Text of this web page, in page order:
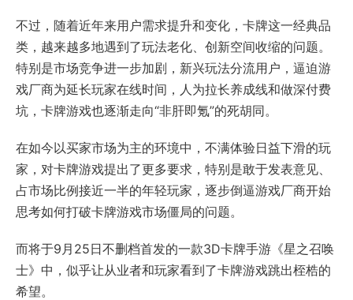
不过，随着近年来用户需求提升和变化，卡牌这一经典品
类，越来越多地遇到了玩法老化、创新空间收缩的问题。
特别是市场竞争进一步加剧，新兴玩法分流用户，逼迫游
戏厂商为延长玩家在线时间，人为拉长养成线和做深付费
坑，卡牌游戏也逐渐走向“非肝即氪”的死胡同。
在如今以买家市场为主的环境中，不满体验日益下滑的玩
家，对卡牌游戏提出了更多要求，特别是敢于发表意见、
占市场比例接近一半的年轻玩家，逐步倒逼游戏厂商开始
思考如何打破卡牌游戏市场僵局的问题。
而将于9月25日不删档首发的一款3D卡牌手游《星之召唤
士》中，似乎让从业者和玩家看到了卡牌游戏跳出桎梏的
希望。